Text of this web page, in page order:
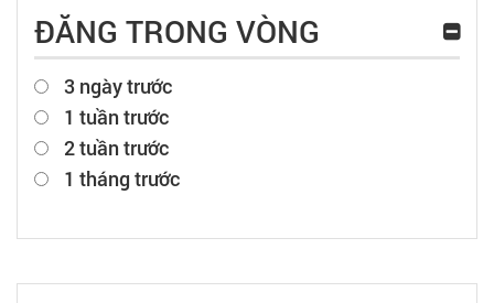
ĐĂNG TRONG VÒNG
3 ngày trước
1 tuần trước
2 tuần trước
1 tháng trước